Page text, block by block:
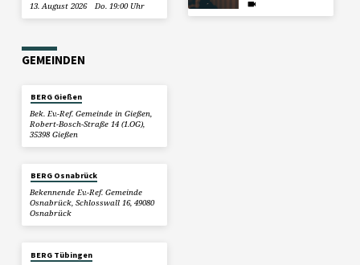
13. August 2026
Do. 19:00 Uhr
GEMEINDEN
BERG Gießen
Bek. Ev.-Ref. Gemeinde in Gießen,
Robert-Bosch-Straße 14 (1.OG),
35398 Gießen
BERG Osnabrück
Bekennende Ev.-Ref. Gemeinde
Osnabrück, Schlosswall 16, 49080
Osnabrück
BERG Tübingen